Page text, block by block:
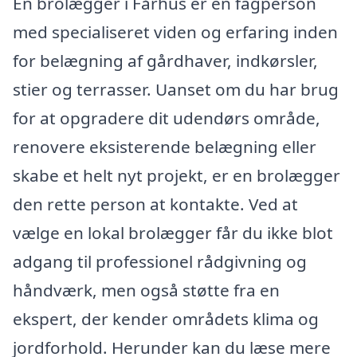
med specialiseret viden og erfaring inden
for belægning af gårdhaver, indkørsler,
stier og terrasser. Uanset om du har brug
for at opgradere dit udendørs område,
renovere eksisterende belægning eller
skabe et helt nyt projekt, er en brolægger
den rette person at kontakte. Ved at
vælge en lokal brolægger får du ikke blot
adgang til professionel rådgivning og
håndværk, men også støtte fra en
ekspert, der kender områdets klima og
jordforhold. Herunder kan du læse mere